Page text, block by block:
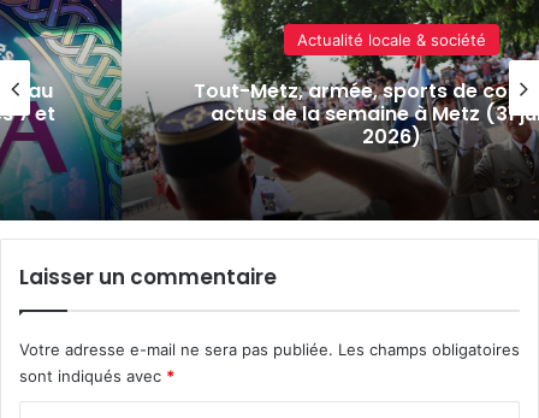
au
7 et
Actualité locale & société
Tout-Metz, armée, sports de
actus de la semaine à Metz (31
2026)
Laisser un commentaire
Votre adresse e-mail ne sera pas publiée. Les champs obligatoires
sont indiqués avec *